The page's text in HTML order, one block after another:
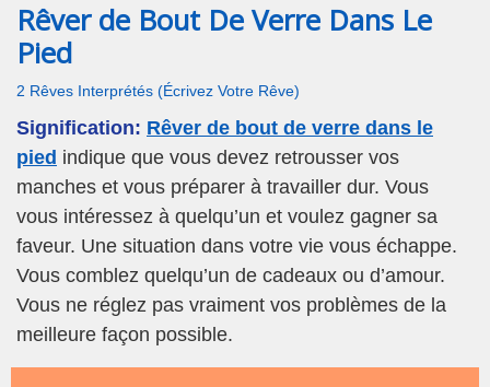
Rêver de Bout De Verre Dans Le
Pied
2 Rêves Interprétés (Écrivez Votre Rêve)
Signification: Rêver de bout de verre dans le
pied indique que vous devez retrousser vos
manches et vous préparer à travailler dur. Vous
vous intéressez à quelqu’un et voulez gagner sa
faveur. Une situation dans votre vie vous échappe.
Vous comblez quelqu’un de cadeaux ou d’amour.
Vous ne réglez pas vraiment vos problèmes de la
meilleure façon possible.